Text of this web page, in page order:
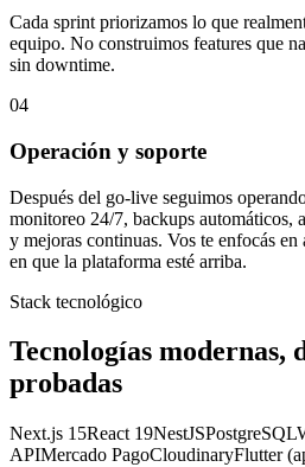
Cada sprint priorizamos lo que
equipo. No construimos features que
sin downtime.
04
Operación y soporte
Después del go-live seguimos
monitoreo 24/7, backups automáticos,
y mejoras continuas. Vos te enfocás en
en que la plataforma esté arriba.
Stack tecnológico
Tecnologías modernas,
probadas
Next.js 15React 19NestJSPostgreSQL
APIMercado PagoCloudinaryFlutter